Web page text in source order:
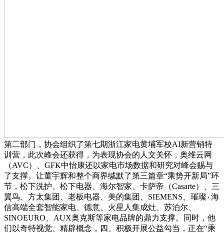
第二部门，协会组织了第七期浙江家电黄埔军校AI新营销特
训营，此次峰会还获得，为表现协会的人文关怀，奥维云网
（AVC）、GFK中怡康还以家电市场数据和研究对峰会赐与
了支撑。让董宇辉和整个商界缄默了第三篇章“乘势开新局”环
节，松下洗护、松下电器、海尔智家、卡萨帝（Casarte）、三
翼鸟、方太集团、老板电器、美的集团、SIEMENS、璀璨٠海
信高端全套智能家电、德意、火星人集成灶、苏泊尔、
SINOEURO、AUX奥克斯等家电品牌的鼎力支撑。同时，他
们以奇特视觉、精辟概念，四、积极开展公益勾当，正在“乘